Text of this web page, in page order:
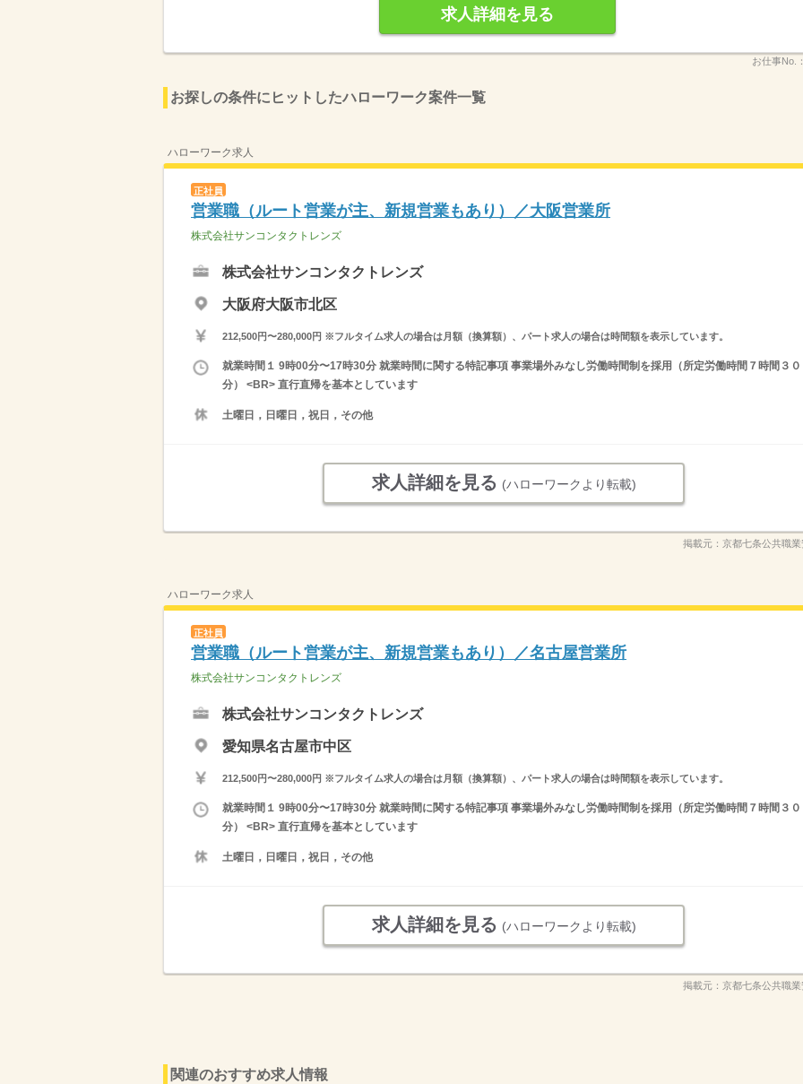
求人詳細を見る
お仕事No.
お探しの条件にヒットしたハローワーク案件一覧
ハローワーク求人
正社員
営業職（ルート営業が主、新規営業もあり）／大阪営業所
株式会社サンコンタクトレンズ
株式会社サンコンタクトレンズ
大阪府大阪市北区
212,500円〜280,000円 ※フルタイム求人の場合は月額（換算額）、パート求人の場合は時間額を表示しています。
就業時間１ 9時00分〜17時30分 就業時間に関する特記事項 事業場外みなし労働時間制を採用（所定労働時間７時間３０
分） <BR> 直行直帰を基本としています
土曜日，日曜日，祝日，その他
求人詳細を見る (ハローワークより転載)
掲載元： 京都七条公共職
ハローワーク求人
正社員
営業職（ルート営業が主、新規営業もあり）／名古屋営業所
株式会社サンコンタクトレンズ
株式会社サンコンタクトレンズ
愛知県名古屋市中区
212,500円〜280,000円 ※フルタイム求人の場合は月額（換算額）、パート求人の場合は時間額を表示しています。
就業時間１ 9時00分〜17時30分 就業時間に関する特記事項 事業場外みなし労働時間制を採用（所定労働時間７時間３０
分） <BR> 直行直帰を基本としています
土曜日，日曜日，祝日，その他
求人詳細を見る (ハローワークより転載)
掲載元： 京都七条公共職
関連のおすすめ求人情報